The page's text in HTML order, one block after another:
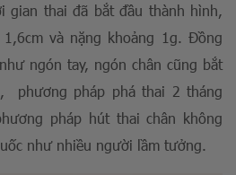
gian thai đã bắt đầu thành hình,
và nặng khoảng 1g. Đồng
ngón tay, ngón chân cũng bắt
phương pháp phá thai 2 tháng
pháp hút thai chân không
như nhiều người lầm tưởng.